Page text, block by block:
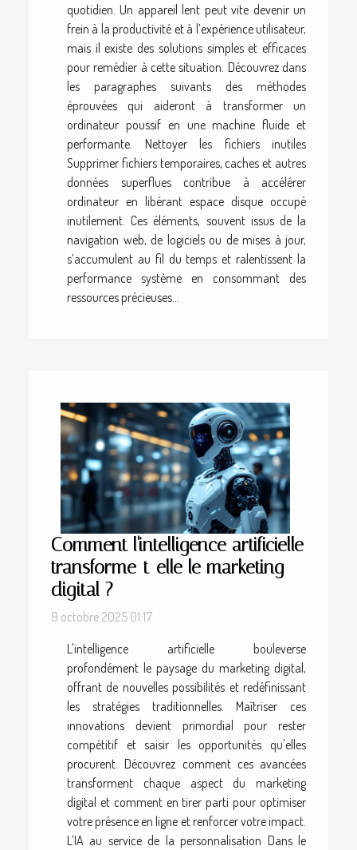
quotidien. Un appareil lent peut vite devenir un
frein à la productivité et à l’expérience utilisateur,
mais il existe des solutions simples et efficaces
pour remédier à cette situation. Découvrez dans
les paragraphes suivants des méthodes
éprouvées qui aideront à transformer un
ordinateur poussif en une machine fluide et
performante. Nettoyer les fichiers inutiles
Supprimer fichiers temporaires, caches et autres
données superflues contribue à accélérer
ordinateur en libérant espace disque occupé
inutilement. Ces éléments, souvent issus de la
navigation web, de logiciels ou de mises à jour,
s’accumulent au fil du temps et ralentissent la
performance système en consommant des
ressources précieuses...
Comment l'intelligence artificielle
transforme-t-elle le marketing
digital ?
9 octobre 2025 01:17
L'intelligence artificielle bouleverse
profondément le paysage du marketing digital,
offrant de nouvelles possibilités et redéfinissant
les stratégies traditionnelles. Maîtriser ces
innovations devient primordial pour rester
compétitif et saisir les opportunités qu'elles
procurent. Découvrez comment ces avancées
transforment chaque aspect du marketing
digital et comment en tirer parti pour optimiser
votre présence en ligne et renforcer votre impact.
L’IA au service de la personnalisation Dans le